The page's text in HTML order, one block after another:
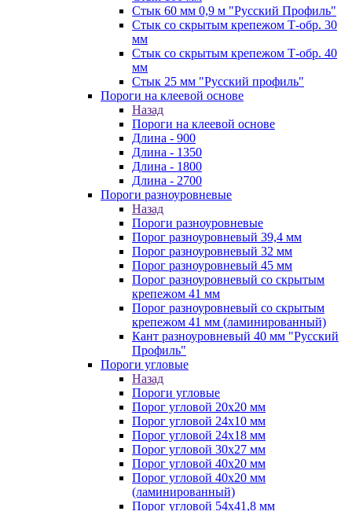
Стык 60 мм 0,9 м "Русский Профиль"
Стык со скрытым крепежом Т-обр. 30
мм
Стык со скрытым крепежом Т-обр. 40
мм
Стык 25 мм "Русский профиль"
Пороги на клеевой основе
Назад
Пороги на клеевой основе
Длина - 900
Длина - 1350
Длина - 1800
Длина - 2700
Пороги разноуровневые
Назад
Пороги разноуровневые
Порог разноуровневый 39,4 мм
Порог разноуровневый 32 мм
Порог разноуровневый 45 мм
Порог разноуровневый со скрытым
крепежом 41 мм
Порог разноуровневый со скрытым
крепежом 41 мм (ламинированный)
Кант разноуровневый 40 мм "Русский
Профиль"
Пороги угловые
Назад
Пороги угловые
Порог угловой 20х20 мм
Порог угловой 24х10 мм
Порог угловой 24х18 мм
Порог угловой 30х27 мм
Порог угловой 40х20 мм
Порог угловой 40х20 мм
(ламинированный)
Порог угловой 54х41,8 мм